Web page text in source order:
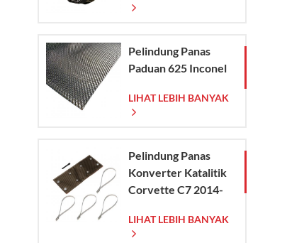
Pelindung Panas
Paduan 625 Inconel
LIHAT LEBIH BANYAK
Pelindung Panas
Konverter Katalitik
Corvette C7 2014-
LIHAT LEBIH BANYAK